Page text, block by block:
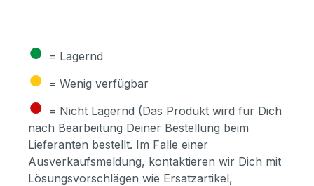
● = Lagernd
● = Wenig verfügbar
● = Nicht Lagernd (Das Produkt wird für Dich
nach Bearbeitung Deiner Bestellung beim
Lieferanten bestellt. Im Falle einer
Ausverkaufsmeldung, kontaktieren wir Dich mit
Lösungsvorschlägen wie Ersatzartikel,